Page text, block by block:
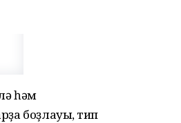
һәм
боҙлауыҡ, тип